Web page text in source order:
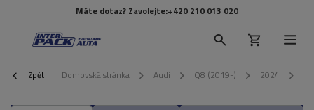
Máte dotaz? Zavolejte:+420 210 013 020
Zpět Domovská stránka Audi Q8 (2019-) 2024